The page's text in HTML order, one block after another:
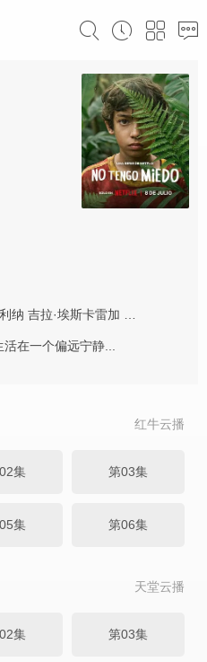
纳 吉拉·埃斯卡雷加
一个偏远宁静...
红牛云播
集 第03集
集 第06集
天堂云播
集 第03集